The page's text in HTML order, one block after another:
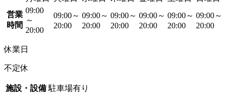
営業
時間
09:00
～
20:00
09:00～
20:00
09:00～
20:00
09:00～
20:00
09:00～
20:00
09:00～
20:00
09:00～
20:00
休業日
不定休
施設・設備 駐車場有り